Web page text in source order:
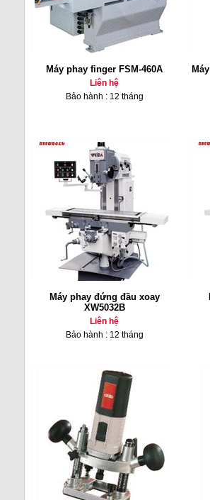
Máy phay finger FSM-460A
Liên hệ
Bảo hành : 12 tháng
Máy phay đứng đầu xoay
XW5032B
Liên hệ
Bảo hành : 12 tháng